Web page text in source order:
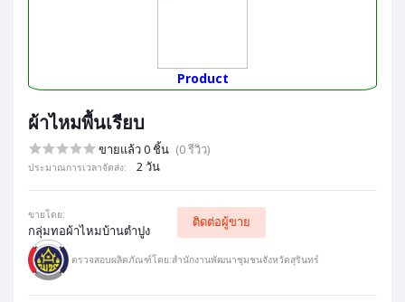
Product
ผ้าไหมพื้นเรียบ
ขายแล้ว 0 ชิ้น (0 รีวิว)
ประมาณการเวลาจัดส่ง: 2 วัน
ขายโดย:
กลุ่มทอผ้าไหมบ้านตำปูง
ติดต่อผู้ขาย
ตรวจสอบผลิตภัณฑ์โดย:สำนักงานพัฒนาชุมชนจังหวัดสุรินทร์